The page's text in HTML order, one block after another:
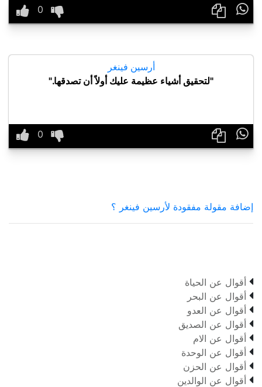

أرسين فينغر
"لتحقيق أشياء عظيمة عليك أولاً أن تصدقها."

إضافة مقولة مفقودة لأرسين فينغر ؟
 أقوال عن الحياة
 أقوال عن البحر
 أقوال عن العدو
 أقوال عن الصديق
 أقوال عن الام
 أقوال عن الوحدة
 أقوال عن الحزن
 أقوال عن الوالدين